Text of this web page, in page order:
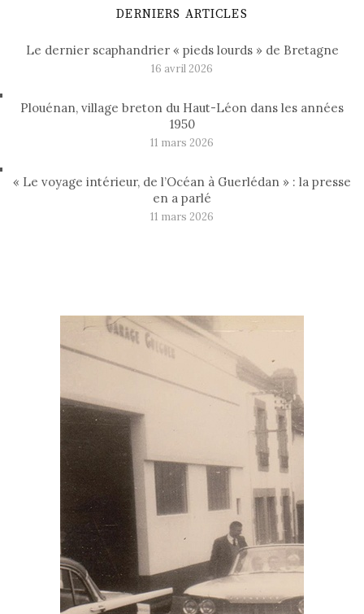
DERNIERS ARTICLES
Le dernier scaphandrier « pieds lourds » de Bretagne
16 avril 2026
Plouénan, village breton du Haut-Léon dans les années
1950
11 mars 2026
« Le voyage intérieur, de l’Océan à Guerlédan » : la presse
en a parlé
11 mars 2026